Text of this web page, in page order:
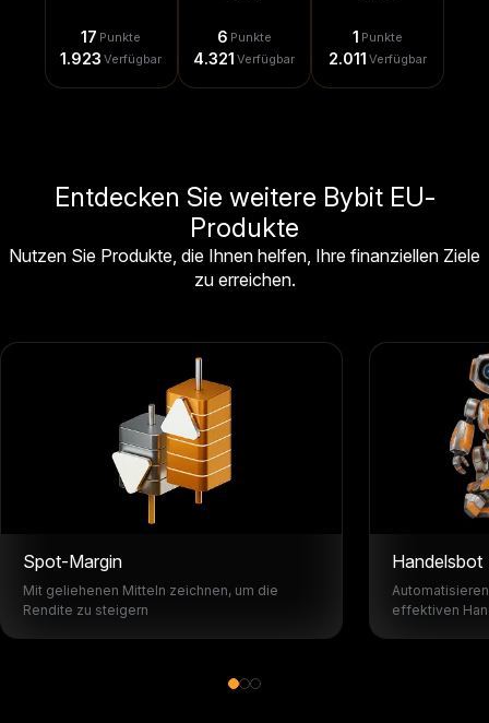
17 Punkte
1.923 Verfügbar
6 Punkte
4.321 Verfügbar
1 Punkte
2.011 Verfügbar
Entdecken Sie weitere Bybit EU-
Produkte
Nutzen Sie Produkte, die Ihnen helfen, Ihre finanziellen Ziele
zu erreichen.
Spot-Margin
Mit geliehenen Mitteln zeichnen, um die
Rendite zu steigern
Handelsbot
effektiven